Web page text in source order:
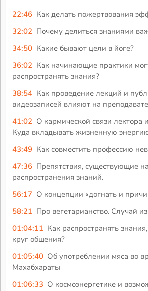
22:46 Как делать пожертвования
32:02 Почему делиться знаниями
34:50 Какие бывают цели в йоге?
36:02 Как начинающие практики
распространять знания?
38:54 Как проведение лекций и
видеозаписей влияют на
41:02 О кармической связи лектора
Куда вкладывать жизненную
43:49 Как совместить профессию
47:36 Препятствия, существующие
распространения знаний.
56:17 О концепции «догнать и
58:21 Про вегетарианство. Случай
01:04:11 Как распространять
круг общения?
01:05:40 Об употреблении мяса во
Махабхараты
01:06:33 О космоэнергетике и